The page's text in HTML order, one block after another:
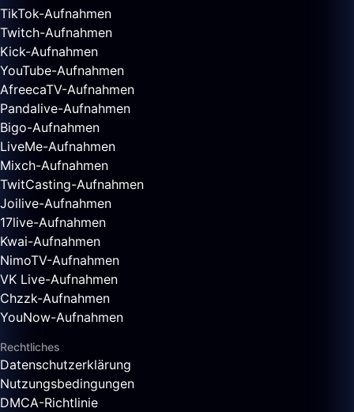
TikTok-Aufnahmen
Twitch-Aufnahmen
Kick-Aufnahmen
YouTube-Aufnahmen
AfreecaTV-Aufnahmen
Pandalive-Aufnahmen
Bigo-Aufnahmen
LiveMe-Aufnahmen
Mixch-Aufnahmen
TwitCasting-Aufnahmen
Joilive-Aufnahmen
17live-Aufnahmen
Kwai-Aufnahmen
NimoTV-Aufnahmen
VK Live-Aufnahmen
Chzzk-Aufnahmen
YouNow-Aufnahmen
Rechtliches
Datenschutzerklärung
Nutzungsbedingungen
DMCA-Richtlinie